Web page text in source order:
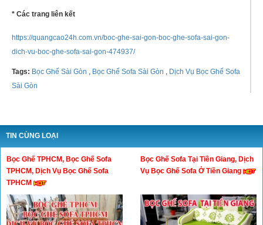
* Các trang liên kết
https://quangcao24h.com.vn/boc-ghe-sai-gon-boc-ghe-sofa-sai-gon-
dich-vu-boc-ghe-sofa-sai-gon-474937/
Tags: Bọc Ghế Sài Gòn , Bọc Ghế Sofa Sài Gòn , Dịch Vụ Bọc Ghế Sofa
Sài Gòn
TIN CÙNG LOẠI
Bọc Ghế TPHCM, Bọc Ghế Sofa
TPHCM, Dịch Vụ Bọc Ghế Sofa
TPHCM
Bọc Ghế Sofa Tại Tiền Giang, Dịch
Vụ Bọc Ghế Sofa Ở Tiền Giang